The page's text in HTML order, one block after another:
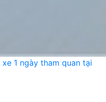
1 ngày tham quan tại